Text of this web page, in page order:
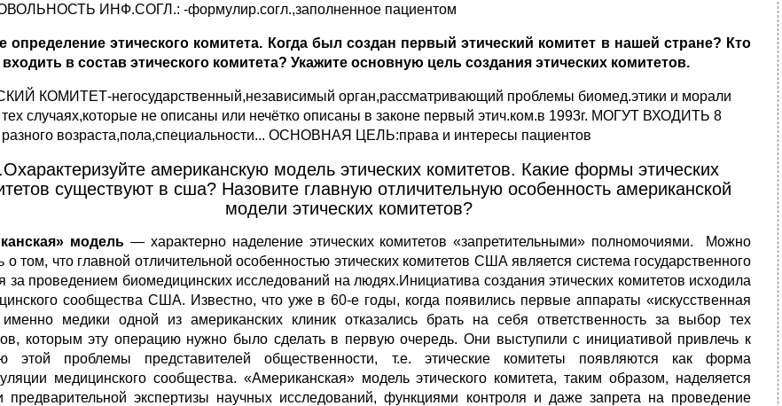
ИНФ.СОГЛ.: -формулир.согл.,заполненное пациентом
определение этического комитета. Когда был создан первый этический комитет в нашей стране? Кто
в состав этического комитета? Укажите основную цель создания этических комитетов.
КОМИТЕТ-негосударственный,независимый орган,рассматривающий проблемы биомед.этики и морали
тех случаях,которые не описаны или нечётко описаны в законе первый этич.ком.в 1993г. МОГУТ ВХОДИТЬ 8
возраста,пола,специальности... ОСНОВНАЯ ЦЕЛЬ:права и интересы пациентов
американскую модель этических комитетов. Какие формы этических
существуют в сша? Назовите главную отличительную особенность американской
модели этических комитетов?
модель— характерно наделение этических комитетов «запретительными» полномочиями. Можно
о том, что главной отличительной особенностью этических комитетов США является система государственного
за проведением биомедицинских исследований на людях.Инициатива создания этических комитетов исходила
сообщества США. Известно, что уже в 60-е годы, когда появились первые аппараты «искусственная
именно медики одной из американских клиник отказались брать на себя ответственность за выбор тех
которым эту операцию нужно было сделать в первую очередь. Они выступили с инициативой привлечь к
этой проблемы представителей общественности, т.е. этические комитеты появляются как форма
медицинского сообщества. «Американская» модель этического комитета, таким образом, наделяется
предварительной экспертизы научных исследований, функциями контроля и даже запрета на проведение